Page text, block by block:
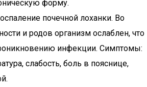
форму.
почечной лоханки. Во
и родов организм ослаблен, что
инфекции. Симптомы:
слабость, боль в пояснице,